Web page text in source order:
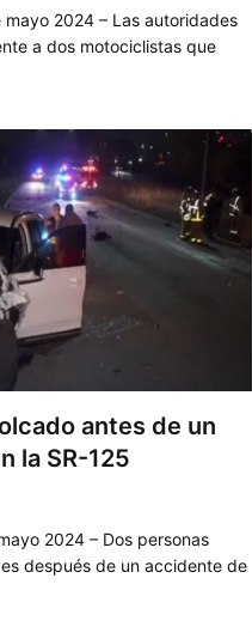
mayo 2024 – Las autoridades
a dos motociclistas que
antes de un
la SR-125
2024 – Dos personas
después de un accidente de